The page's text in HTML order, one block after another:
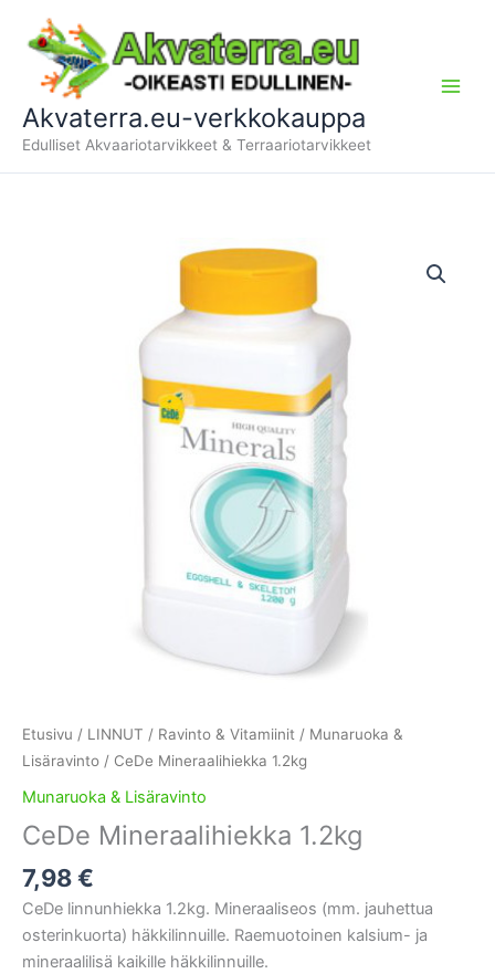
sisältöön
Akvaterra.eu-verkkokauppa
Edulliset Akvaariotarvikkeet & Terraariotarvikkeet
Etusivu / LINNUT / Ravinto & Vitamiinit / Munaruoka &
Lisäravinto / CeDe Mineraalihiekka 1.2kg
Munaruoka & Lisäravinto
CeDe Mineraalihiekka 1.2kg
7,98€
CeDe linnunhiekka 1.2kg. Mineraaliseos (mm. jauhettua
osterinkuorta) häkkilinnuille. Raemuotoinen kalsium- ja
mineraalilisä kaikille häkkilinnuille.